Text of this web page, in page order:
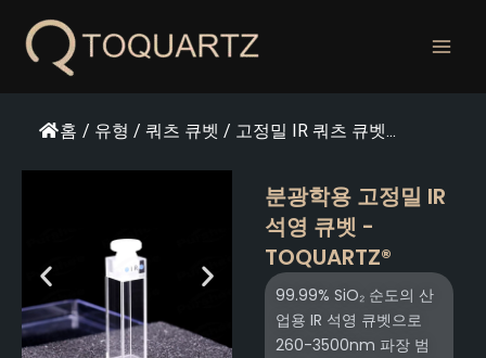
홈 / 유형 / 쿼츠 큐벳 / 고정밀 IR 쿼츠 큐벳...
분광학용 고정밀 IR
석영 큐벳 -
TOQUARTZ®
99.99% SiO₂ 순도의 산
업용 IR 석영 큐벳으로
260-3500nm 파장 범